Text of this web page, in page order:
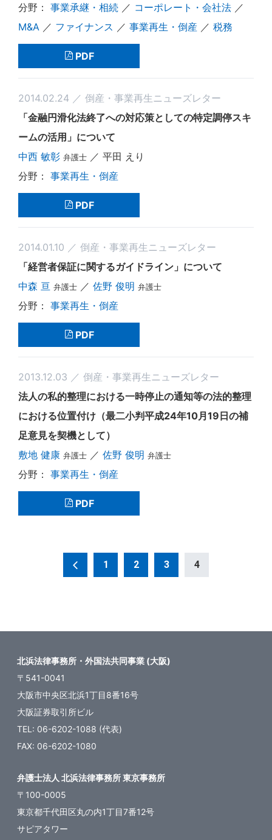
事業承継・相続 ／ コーポレート・会社法 ／
M&A ／ ファイナンス ／ 事業再生・倒産 ／ 税務
PDF
2014.02.24 ／ 倒産・事業再生ニューズレター
「金融円滑化法終了への対応策としての特定調停スキ
ームの活用」について
中西 敏彰 弁護士 ／ 平田 えり
事業再生・倒産
PDF
2014.01.10 ／ 倒産・事業再生ニューズレター
「経営者保証に関するガイドライン」について
中森 亘 弁護士 ／ 佐野 俊明 弁護士
事業再生・倒産
PDF
2013.12.03 ／ 倒産・事業再生ニューズレター
法人の私的整理における一時停止の通知等の法的整理
における位置付け（最二小判平成24年10月19日の補
足意見を契機として）
敷地 健康 弁護士 ／ 佐野 俊明 弁護士
事業再生・倒産
PDF
ジ
送
り
1 2 3 4
北浜法律事務所・外国法共同事業 (大阪)
〒541-0041
大阪市中央区北浜1丁目8番16号
大阪証券取引所ビル
TEL: 06-6202-1088 (代表)
FAX: 06-6202-1080
弁護士法人 北浜法律事務所 東京事務所
〒100-0005
東京都千代田区丸の内1丁目7番12号
サピアタワー